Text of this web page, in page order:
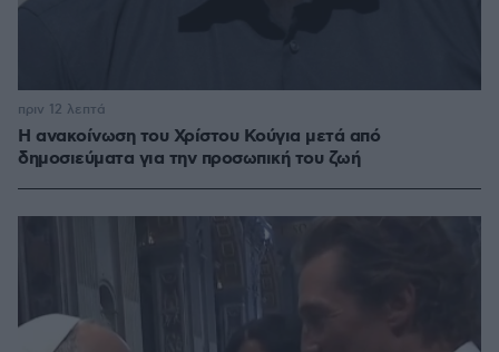
Η ανακοίνωση του Χρίστου Κούγια μετά από
δημοσιεύματα για την προσωπική του ζωή
πριν 12 λεπτά